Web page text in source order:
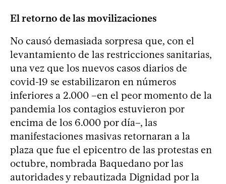
El retorno de las movilizaciones
No causó demasiada sorpresa que, con el
levantamiento de las restricciones sanitarias,
una vez que los nuevos casos diarios de
covid-19 se estabilizaron en números
inferiores a 2.000 –en el peor momento de la
pandemia los contagios estuvieron por
encima de los 6.000 por día–, las
manifestaciones masivas retornaran a la
plaza que fue el epicentro de las protestas en
octubre, nombrada Baquedano por las
autoridades y rebautizada Dignidad por la